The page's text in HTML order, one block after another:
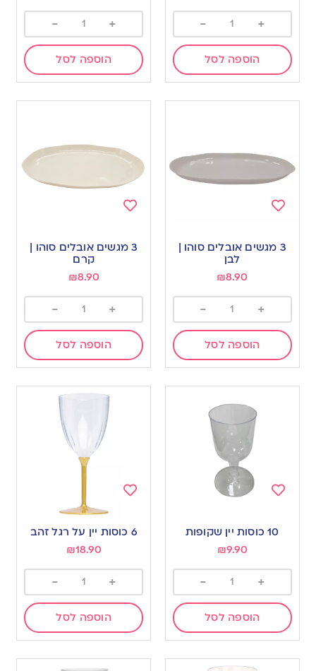
+
-
הוספה לסל
+
-
הוספה לסל
to
wishlist
3 מגשים אובלים סוהו |
לבן
₪8.90
+
-
הוספה לסל
to
wishlist
3 מגשים אובלים סוהו |
קרם
₪8.90
+
-
הוספה לסל
10 כוסות יין שקופות
₪9.90
+
-
הוספה לסל
to
6 כוסות יין על רגל זהב
₪18.90
+
-
הוספה לסל